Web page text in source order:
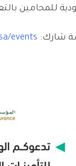
للمحامين
شارك: events